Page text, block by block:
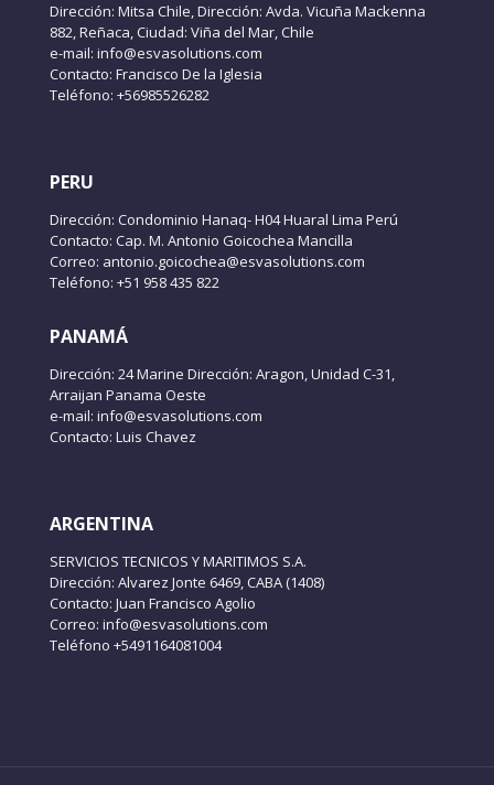
Dirección: Mitsa Chile, Dirección: Avda. Vicuña Mackenna
882, Reñaca, Ciudad: Viña del Mar, Chile
e-mail: info@esvasolutions.com
Contacto: Francisco De la Iglesia
Teléfono: +56985526282
PERU
Dirección: Condominio Hanaq- H04 Huaral Lima Perú
Contacto: Cap. M. Antonio Goicochea Mancilla
Correo: antonio.goicochea@esvasolutions.com
Teléfono: +51 958 435 822
PANAMÁ
Dirección: 24 Marine Dirección: Aragon, Unidad C-31,
Arraijan Panama Oeste
e-mail: info@esvasolutions.com
Contacto: Luis Chavez
ARGENTINA
SERVICIOS TECNICOS Y MARITIMOS S.A.
Dirección: Alvarez Jonte 6469, CABA (1408)
Contacto: Juan Francisco Agolio
Correo: info@esvasolutions.com
Teléfono +5491164081004